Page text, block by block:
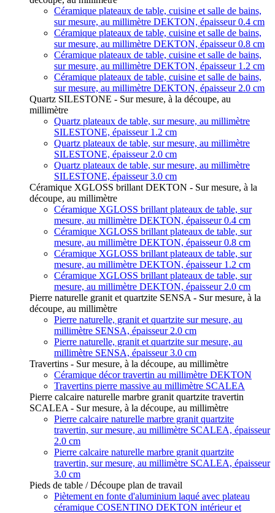
Céramique plateaux de table, cuisine et salle de bains,
sur mesure, au millimètre DEKTON, épaisseur 0.4 cm
Céramique plateaux de table, cuisine et salle de bains,
sur mesure, au millimètre DEKTON, épaisseur 0.8 cm
Céramique plateaux de table, cuisine et salle de bains,
sur mesure, au millimètre DEKTON, épaisseur 1.2 cm
Céramique plateaux de table, cuisine et salle de bains,
sur mesure, au millimètre DEKTON, épaisseur 2.0 cm
Quartz SILESTONE - Sur mesure, à la découpe, au
millimètre
Quartz plateaux de table, sur mesure, au millimètre
SILESTONE, épaisseur 1.2 cm
Quartz plateaux de table, sur mesure, au millimètre
SILESTONE, épaisseur 2.0 cm
Quartz plateaux de table, sur mesure, au millimètre
SILESTONE, épaisseur 3.0 cm
Céramique XGLOSS brillant DEKTON - Sur mesure, à la
découpe, au millimètre
Céramique XGLOSS brillant plateaux de table, sur
mesure, au millimètre DEKTON, épaisseur 0.4 cm
Céramique XGLOSS brillant plateaux de table, sur
mesure, au millimètre DEKTON, épaisseur 0.8 cm
Céramique XGLOSS brillant plateaux de table, sur
mesure, au millimètre DEKTON, épaisseur 1.2 cm
Céramique XGLOSS brillant plateaux de table, sur
mesure, au millimètre DEKTON, épaisseur 2.0 cm
Pierre naturelle granit et quartzite SENSA - Sur mesure, à la
découpe, au millimètre
Pierre naturelle, granit et quartzite sur mesure, au
millimètre SENSA, épaisseur 2.0 cm
Pierre naturelle, granit et quartzite sur mesure, au
millimètre SENSA, épaisseur 3.0 cm
Travertins - Sur mesure, à la découpe, au millimètre
Céramique décor travertin au millimètre DEKTON
Travertins pierre massive au millimètre SCALEA
Pierre calcaire naturelle marbre granit quartzite travertin
SCALEA - Sur mesure, à la découpe, au millimètre
Pierre calcaire naturelle marbre granit quartzite
travertin, sur mesure, au millimètre SCALEA, épaisseur
2.0 cm
Pierre calcaire naturelle marbre granit quartzite
travertin, sur mesure, au millimètre SCALEA, épaisseur
3.0 cm
Pieds de table / Découpe plan de travail
Piètement en fonte d'aluminium laqué avec plateau
céramique COSENTINO DEKTON intérieur et